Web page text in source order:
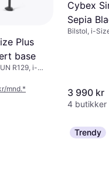
Plus
base
R129, i-
mnd.*
Cybex
Sepia
Bilstol, i-
3 990 kr
4 butikker
Trendy